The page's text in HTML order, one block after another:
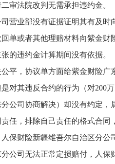
审法院改判无需承担违约金。
营业部没有证据证明其有及时
单或者其他理赔材料向紫金财
的违约金计算期间没有依据。
平，协议单方面给紫金财险广
对其违反合约的行为（对200
公司协商解决）却没有约定，
任，排除自己责任的格式合同
保财险新疆维吾尔自治区分公
公司无法正常定损赔付，人保